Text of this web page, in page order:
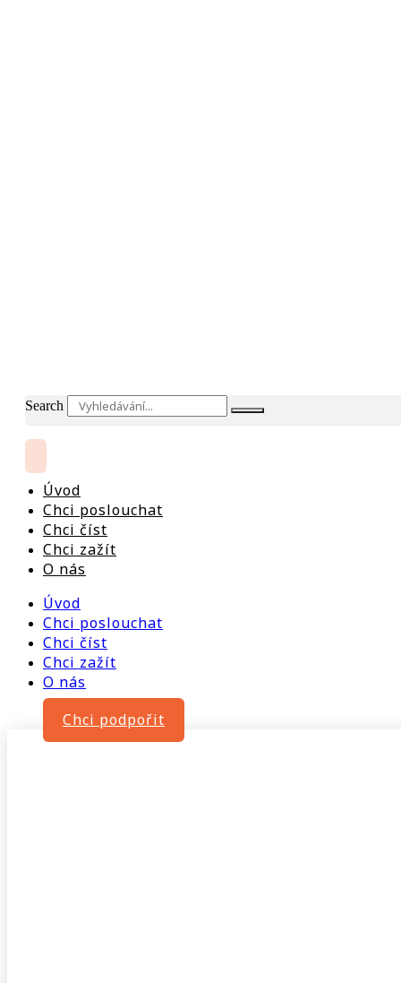
Search
Úvod
Chci poslouchat
Chci číst
Chci zažít
O nás
Úvod
Chci poslouchat
Chci číst
Chci zažít
O nás
Chci podpořit